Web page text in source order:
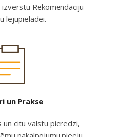
Rekomendāciju
lejupielādei.
un Prakse
un citu valstu pieredzi,
pakalpojumu pieeju